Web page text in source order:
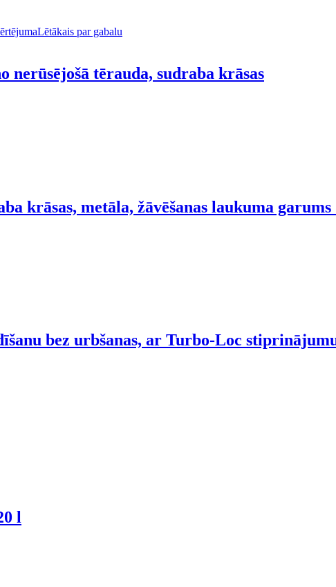
Lētākais par gabalu
nerūsējošā tērauda, sudraba krāsas
krāsas, metāla, žāvēšanas laukuma garums
bez urbšanas, ar Turbo-Loc
l